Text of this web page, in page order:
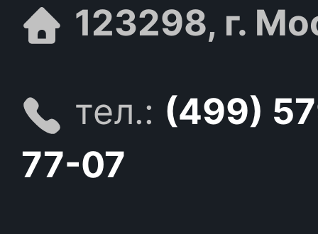
123298, г.
тел.: (499)
77-07